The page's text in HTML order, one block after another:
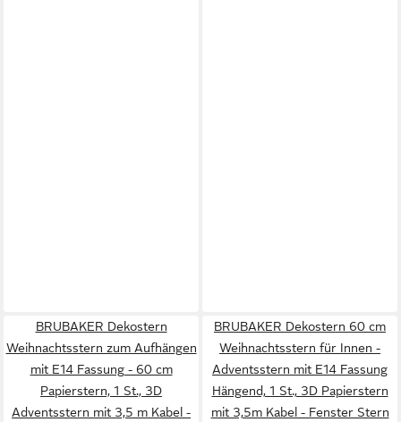
BRUBAKER Dekostern
Weihnachtsstern zum Aufhängen
mit E14 Fassung - 60 cm
Papierstern, 1 St., 3D
Adventsstern mit 3,5 m Kabel -
BRUBAKER Dekostern 60 cm
Weihnachtsstern für Innen -
Adventsstern mit E14 Fassung
Hängend, 1 St., 3D Papierstern
mit 3,5m Kabel - Fenster Stern